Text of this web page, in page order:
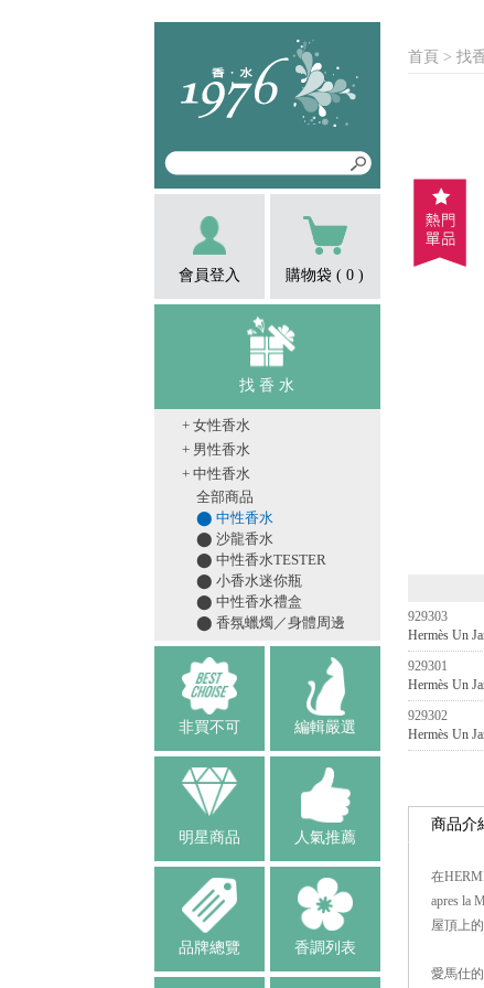
會員登入 購物袋 ( 0 )
找 香 水
+ 女性香水
+ 男性香水
+ 中性香水
全部商品
⬤ 中性香水
⬤ 沙龍香水
⬤ 中性香水TESTER
⬤ 小香水迷你瓶
⬤ 中性香水禮盒
⬤ 香氛蠟燭／身體周邊
非買不可 編輯嚴選
明星商品 人氣推薦
品牌總覽 香調列表
首頁 > 找
929303
Hermès Un
929301
Hermès Un
929302
Hermès Un
商品介
在
apres la
屋頂上
愛馬仕